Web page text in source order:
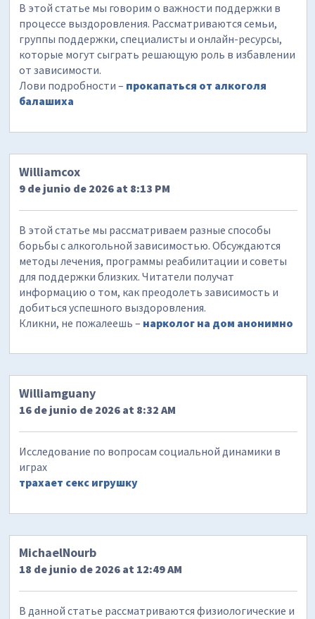
В этой статье мы говорим о важности поддержки в
процессе выздоровления. Рассматриваются семьи,
группы поддержки, специалисты и онлайн-ресурсы,
которые могут сыграть решающую роль в избавлении
от зависимости.
Лови подробности – прокапаться от алкоголя
балашиха
Williamcox
9 de junio de 2026 at 8:13 PM
В этой статье мы рассматриваем разные способы
борьбы с алкогольной зависимостью. Обсуждаются
методы лечения, программы реабилитации и советы
для поддержки близких. Читатели получат
информацию о том, как преодолеть зависимость и
добиться успешного выздоровления.
Кликни, не пожалеешь – нарколог на дом анонимно
Williamguany
16 de junio de 2026 at 8:32 AM
Исследование по вопросам социальной динамики в
играх
трахает секс игрушку
MichaelNourb
18 de junio de 2026 at 12:49 AM
В данной статье рассматриваются физиологические и